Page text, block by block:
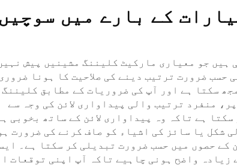
کے بارے میں
ہیں جو معیاری مارکیٹ کلیننگ مشینیں پیش
حسب ضرورت ترتیب دینے کی صلاحیت کا ہونا
سکتا ہے اور آپ کی ضروریات کے مطابق کلیننگ
منفرد ترتیب والی پیداواری لائن کی وجہ سے
ہے تاکہ وہ پیداواری لائن کے ساتھ بخوبی
شکل یا سائز کی اشیاء کو صاف کرنے کی ضرورت
کے حصوں میں حسب ضرورت تبدیلی کر سکتا ہے۔
زیادہ واضح ہونی چاہیے تاکہ آپ اپنی توقعات